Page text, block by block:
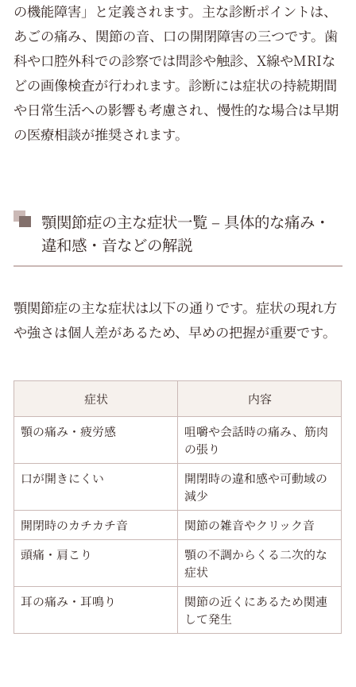
の機能障害」と定義されます。主な診断ポイントは、
あごの痛み、関節の音、口の開閉障害の三つです。歯
科や口腔外科での診察では問診や触診、X線やMRIな
どの画像検査が行われます。診断には症状の持続期間
や日常生活への影響も考慮され、慢性的な場合は早期
の医療相談が推奨されます。
顎関節症の主な症状一覧 – 具体的な痛み・
違和感・音などの解説
顎関節症の主な症状は以下の通りです。症状の現れ方
や強さは個人差があるため、早めの把握が重要です。
症状
内容
顎の痛み・疲労感
咀嚼や会話時の痛み、筋肉
の張り
口が開きにくい
開閉時の違和感や可動域の
減少
開閉時のカチカチ音
関節の雑音やクリック音
頭痛・肩こり
顎の不調からくる二次的な
症状
耳の痛み・耳鳴り
関節の近くにあるため関連
して発生